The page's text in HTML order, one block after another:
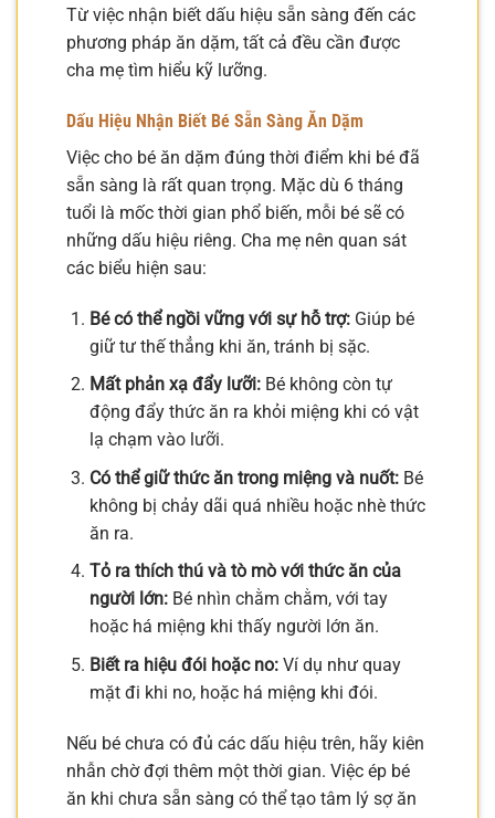
Từ việc nhận biết dấu hiệu sẵn sàng đến các
phương pháp ăn dặm, tất cả đều cần được
cha mẹ tìm hiểu kỹ lưỡng.
Dấu Hiệu Nhận Biết Bé Sẵn Sàng Ăn Dặm
Việc cho bé ăn dặm đúng thời điểm khi bé đã
sẵn sàng là rất quan trọng. Mặc dù 6 tháng
tuổi là mốc thời gian phổ biến, mỗi bé sẽ có
những dấu hiệu riêng. Cha mẹ nên quan sát
các biểu hiện sau:
Bé có thể ngồi vững với sự hỗ trợ:Giúp bé
giữ tư thế thẳng khi ăn, tránh bị sặc.
Mất phản xạ đẩy lưỡi:Bé không còn tự
động đẩy thức ăn ra khỏi miệng khi có vật
lạ chạm vào lưỡi.
Có thể giữ thức ăn trong miệng và nuốt:Bé
không bị chảy dãi quá nhiều hoặc nhè thức
ăn ra.
Tỏ ra thích thú và tò mò với thức ăn của
người lớn:Bé nhìn chằm chằm, với tay
hoặc há miệng khi thấy người lớn ăn.
Biết ra hiệu đói hoặc no:Ví dụ như quay
mặt đi khi no, hoặc há miệng khi đói.
Nếu bé chưa có đủ các dấu hiệu trên, hãy kiên
nhẫn chờ đợi thêm một thời gian. Việc ép bé
ăn khi chưa sẵn sàng có thể tạo tâm lý sợ ăn